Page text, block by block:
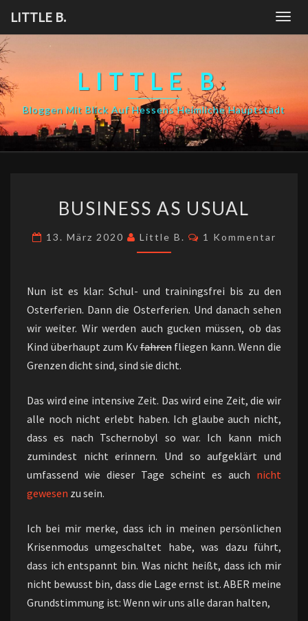
content
LITTLE B.
LITTLE B.
Bloggen Mit Blick Auf Hessens Heimliche Hauptstadt
AS
BUSINESS AS USUAL
13. März 2020 Little B. Kommentare
1 Kommentar
Nun ist es klar: Schul- und trainingsfrei bis zu den
Osterferien. Dann die Osterferien. Und danach sehen
wir weiter. Wir werden auch gucken müssen, ob das
Kind überhaupt zum Kvfahrenfliegen kann. Wenn die
Grenzen dicht sind, sind sie dicht.
Das wird eine intensive Zeit. Das wird eine Zeit, die wir
alle noch nicht erlebt haben. Ich glaube auch nicht,
dass es nach Tschernobyl so war. Ich kann mich
zumindest nicht erinnern. Und so aufgeklärt und
umfassend wie dieser Tage scheint es auch nicht
gewesen zu sein.
Ich bei mir merke, dass ich in meinen persönlichen
Krisenmodus umgeschaltet habe, was dazu führt,
dass ich entspannt bin. Was nicht heißt, dass ich mir
nicht bewusst bin, dass die Lage ernst ist. ABER meine
Grundstimmung ist: Wenn wir uns alle daran halten,